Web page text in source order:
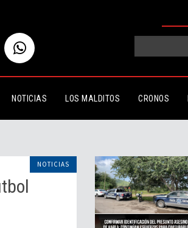
NOTICIAS LOS MALDITOS CRONOS
NOTICIAS